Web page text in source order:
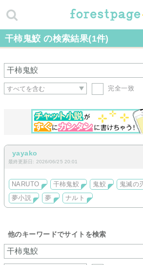
干柿鬼鮫 の検索結果(1件)
完全一致
yayako
最終更新日: 2026/06/25 20:01
NARUTO 干柿鬼鮫 鬼鮫 鬼滅の刃
夢小説
夢 ナルト
他のキーワードでサイトを検索